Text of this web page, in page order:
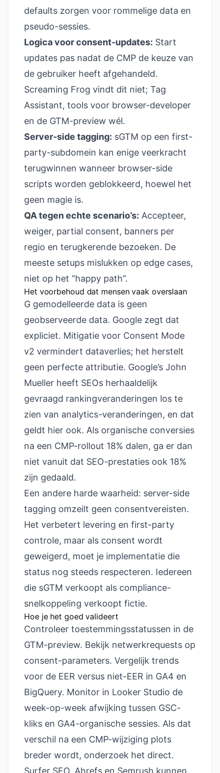
defaults zorgen voor rommelige data en
pseudo-sessies.
Logica voor consent-updates: Start
updates pas nadat de CMP de keuze van
de gebruiker heeft afgehandeld.
Screaming Frog vindt dit niet; Tag
Assistant, tools voor browser-developer
en de GTM-preview wél.
Server-side tagging: sGTM op een first-
party-subdomein kan enige veerkracht
terugwinnen wanneer browser-side
scripts worden geblokkeerd, hoewel het
geen magie is.
QA tegen echte scenario’s: Accepteer,
weiger, partial consent, banners per
regio en terugkerende bezoeken. De
meeste setups mislukken op edge cases,
niet op het “happy path”.
Het voorbehoud dat mensen vaak overslaan
G gemodelleerde data is geen
geobserveerde data. Google zegt dat
expliciet. Mitigatie voor Consent Mode
v2 vermindert dataverlies; het herstelt
geen perfecte attributie. Google’s John
Mueller heeft SEOs herhaaldelijk
gevraagd rankingveranderingen los te
zien van analytics-veranderingen, en dat
geldt hier ook. Als organische conversies
na een CMP-rollout 18% dalen, ga er dan
niet vanuit dat SEO-prestaties ook 18%
zijn gedaald.
Een andere harde waarheid: server-side
tagging omzeilt geen consentvereisten.
Het verbetert levering en first-party
controle, maar als consent wordt
geweigerd, moet je implementatie die
status nog steeds respecteren. Iedereen
die sGTM verkoopt als compliance-
snelkoppeling verkoopt fictie.
Hoe je het goed valideert
Controleer toestemmingsstatussen in de
GTM-preview. Bekijk netwerkrequests op
consent-parameters. Vergelijk trends
voor de EER versus niet-EER in GA4 en
BigQuery. Monitor in Looker Studio de
week-op-week afwijking tussen GSC-
kliks en GA4-organische sessies. Als dat
verschil na een CMP-wijziging plots
breder wordt, onderzoek het direct.
Surfer SEO, Ahrefs en Semrush kunnen